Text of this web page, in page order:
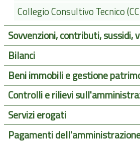
Collegio Consultivo Tecnico
Sovvenzioni, contributi, sussidi,
Bilanci
Beni immobili e gestione
Controlli e rilievi
Servizi erogati
Pagamenti